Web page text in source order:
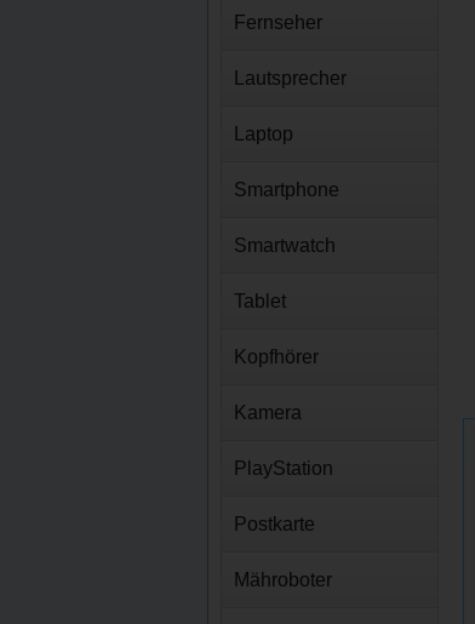
Fernseher
Lautsprecher
Laptop
Smartphone
Smartwatch
Tablet
Kopfhörer
Kamera
PlayStation
Postkarte
Mähroboter